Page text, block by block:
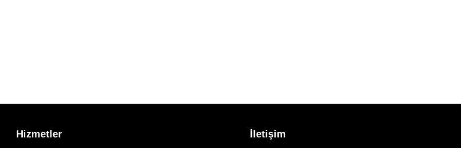
Hizmetler İletişim